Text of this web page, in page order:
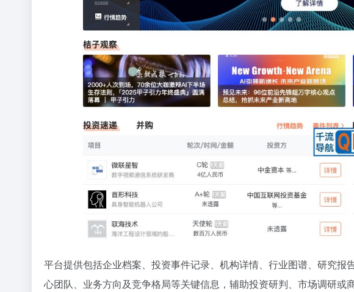
平台提供包括企业档案、投资事件记录、机构详情、行业图谱、研究
心团队、业务方向及竞争格局等关键信息，辅助投资研判、市场调研或